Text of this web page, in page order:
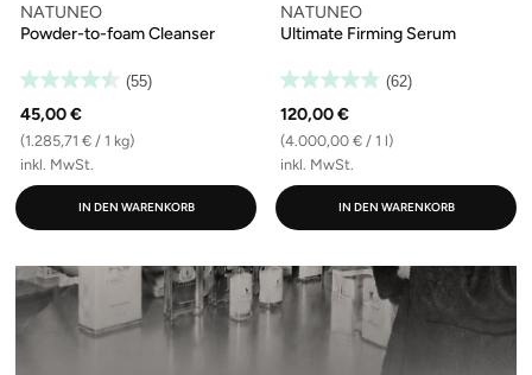
NATUNEO
Powder-to-foam Cleanser
(55)
45,00 €
(1.285,71 € / 1 kg)
inkl. MwSt.
IN DEN WARENKORB
NATUNEO
Ultimate Firming Serum
(62)
120,00 €
(4.000,00 € / 1 l)
inkl. MwSt.
IN DEN WARENKORB